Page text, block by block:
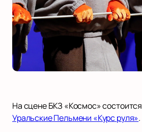
На сцене БКЗ «Космос» состоится
Уральские Пельмени «Курс руля».